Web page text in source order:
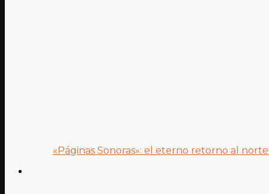
«Páginas Sonoras»: el eterno retorno al norte